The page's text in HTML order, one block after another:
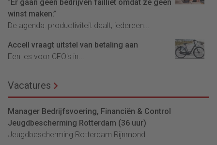
“Er gaan geen bedrijven failliet omdat ze geen
winst maken.”
De agenda: productiviteit daalt, iedereen...
Accell vraagt uitstel van betaling aan
Een les voor CFO's in...
Vacatures
Manager Bedrijfsvoering, Financiën & Control
Jeugdbescherming Rotterdam (36 uur)
Jeugdbescherming Rotterdam Rijnmond